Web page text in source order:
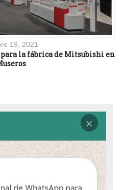
19, 2021
la fábrica de Mitsubishi en